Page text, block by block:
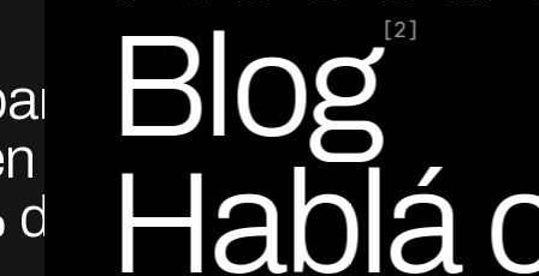
Blog[2]
Hablá
por Ed Escobar
Co-Founder & CEO